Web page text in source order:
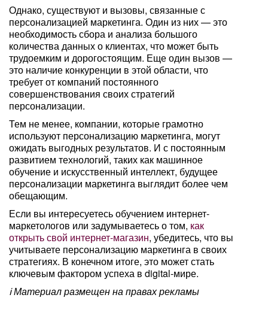
Однако, существуют и вызовы, связанные с
персонализацией маркетинга. Один из них — это
необходимость сбора и анализа большого
количества данных о клиентах, что может быть
трудоемким и дорогостоящим. Еще один вызов —
это наличие конкуренции в этой области, что
требует от компаний постоянного
совершенствования своих стратегий
персонализации.
Тем не менее, компании, которые грамотно
используют персонализацию маркетинга, могут
ожидать выгодных результатов. И с постоянным
развитием технологий, таких как машинное
обучение и искусственный интеллект, будущее
персонализации маркетинга выглядит более чем
обещающим.
Если вы интересуетесь обучением интернет-
маркетологов или задумываетесь о том, как
открыть свой интернет-магазин, убедитесь, что вы
учитываете персонализацию маркетинга в своих
стратегиях. В конечном итоге, это может стать
ключевым фактором успеха в digital-мире.
ℹ️ Материал размещен на правах рекламы